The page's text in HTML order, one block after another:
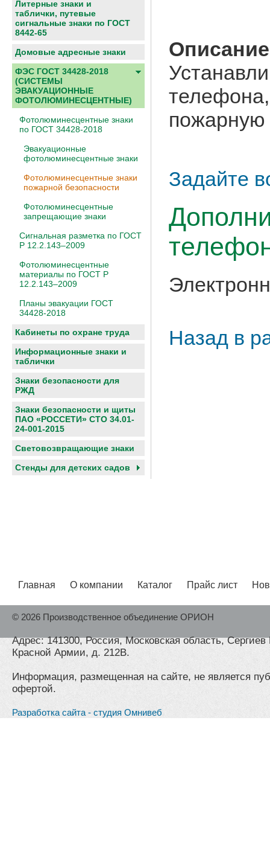
Литерные знаки и
таблички, путевые
сигнальные знаки по ГОСТ
8442-65
Домовые адресные знаки
ФЭС ГОСТ 34428-2018
(СИСТЕМЫ
ЭВАКУАЦИОННЫЕ
ФОТОЛЮМИНЕСЦЕНТНЫЕ)
Фотолюминесцентные знаки
по ГОСТ 34428-2018
Эвакуационные
фотолюминесцентные знаки
Фотолюминесцентные знаки
пожарной безопасности
Фотолюминесцентные
запрещающие знаки
Сигнальная разметка по ГОСТ
Р 12.2.143–2009
Фотолюминесцентные
материалы по ГОСТ Р
12.2.143–2009
Планы эвакуации ГОСТ
34428-2018
Кабинеты по охране труда
Информационные знаки и
таблички
Знаки безопасности для
РЖД
Знаки безопасности и щиты
ПАО «РОССЕТИ» СТО 34.01-
24-001-2015
Световозвращающие знаки
Cтенды для детских садов
пожарную
Задайте
Назад в
Главная О компании Каталог Прайс лист
© 2026 Производственное объединение ОРИОН
Адрес: 141300, Россия, Московская область,
Красной Армии, д. 212В.
Информация, размещенная на сайте, не является
офертой.
Разработка сайта - студия Омнивеб